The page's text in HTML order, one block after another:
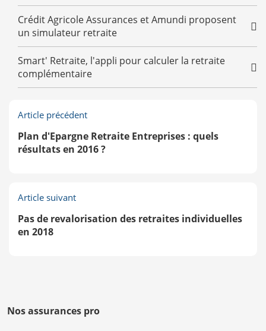
Crédit Agricole Assurances et Amundi proposent
un simulateur retraite
Smart' Retraite, l'appli pour calculer la retraite
complémentaire
Article précédent
Plan d'Epargne Retraite Entreprises : quels
résultats en 2016 ?
Article suivant
Pas de revalorisation des retraites individuelles
en 2018
Nos assurances pro